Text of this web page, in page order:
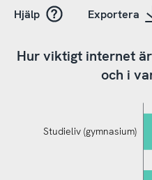
Hjälp Exportera
Hur viktigt internet
och i
Studieliv (gymnasium)